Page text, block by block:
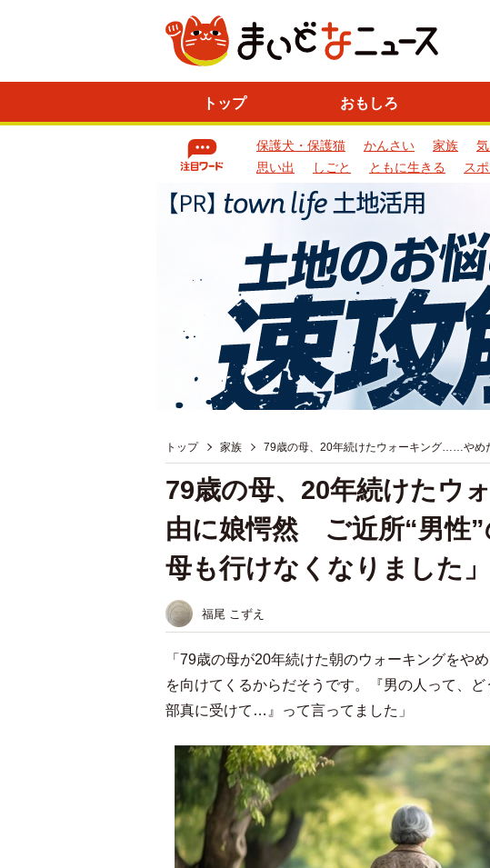
トップ おもしろ
保護犬・保護猫 かんさい 家族
思い出
しごと ともに生きる ス
トップ 家族 79歳の母、20年続けたウォーキング……やめ
79歳の母、20年続けた
由に娘愕然 ご近所“男性
母も行けなくなりました
福尾 こずえ
「79歳の母が20年続けた朝のウォーキングをや
を向けてくるからだそうです。『男の人って、
部真に受けて…』って言ってました」